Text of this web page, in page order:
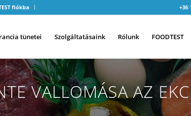
fiókba +36
tünetei Szolgáltatásaink Rólunk FOODTEST
VALLOMÁSA AZ